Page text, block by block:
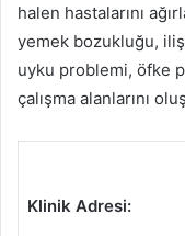
halen hastalarını
yemek bozukluğu,
uyku problemi, öfke
çalışma alanlarını
Klinik Adresi: